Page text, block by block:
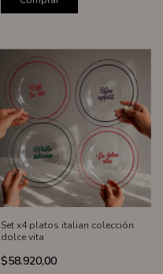
Set x4 platos italian colección
dolce vita
$58.920,00